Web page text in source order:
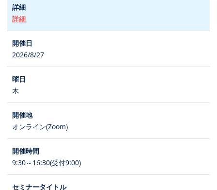
詳細
2026/8/27
木
オンライン(Zoom)
9:30～16:30(受付9:00)